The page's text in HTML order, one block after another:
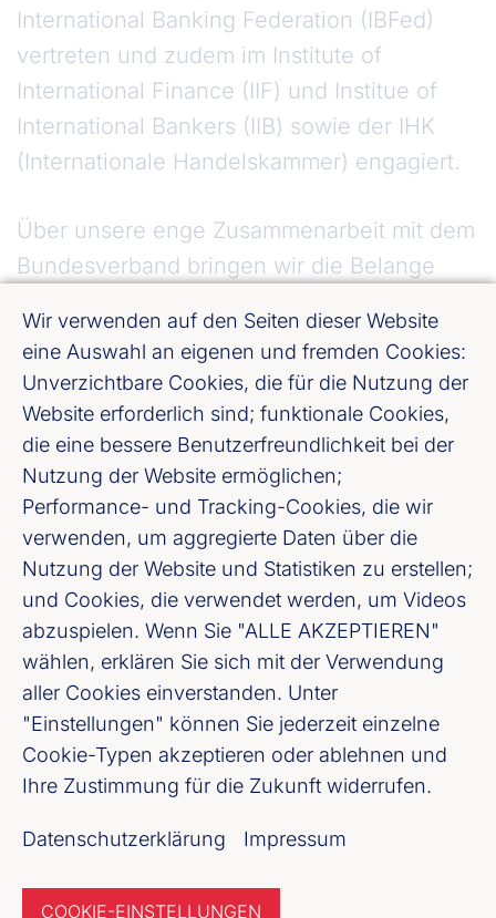
International Banking Federation (IBFed)
vertreten und zudem im Institute of
International Finance (IIF) und Institue of
International Bankers (IIB) sowie der IHK
(Internationale Handelskammer) engagiert.
Über unsere enge Zusammenarbeit mit dem
Bundesverband bringen wir die Belange
und saarländischen Mitgliedsinstitute
deutschlandweit und international ein.
Wir verwenden auf den Seiten dieser Website
eine Auswahl an eigenen und fremden Cookies:
Unverzichtbare Cookies, die für die Nutzung der
Website erforderlich sind; funktionale Cookies,
die eine bessere Benutzerfreundlichkeit bei der
Nutzung der Website ermöglichen;
Performance- und Tracking-Cookies, die wir
verwenden, um aggregierte Daten über die
Nutzung der Website und Statistiken zu erstellen;
und Cookies, die verwendet werden, um Videos
abzuspielen. Wenn Sie "ALLE AKZEPTIEREN"
wählen, erklären Sie sich mit der Verwendung
aller Cookies einverstanden. Unter
"Einstellungen" können Sie jederzeit einzelne
Cookie-Typen akzeptieren oder ablehnen und
Ihre Zustimmung für die Zukunft widerrufen.
Datenschutzerklärung Impressum
COOKIE-EINSTELLUNGEN
Bankenverband Mitte e. V.
Weißfrauenstraße 12 - 16, 60311 Frankfurt
am Main
Fußzeile (Bankenverband Mitte)
Datenschutzerklärung
Impressum